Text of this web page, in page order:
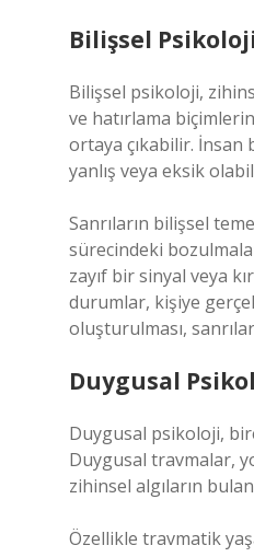
Bilişsel
Bilişsel psikoloji,
ve hatırlama
ortaya çıkabilir. İnsan
yanlış veya eksik
Sanrıların bilişsel
sürecindeki
zayıf bir sinyal veya
durumlar, kişiye
oluşturulması,
Duygusal
Duygusal psikoloji,
Duygusal travmalar,
zihinsel algıların
Özellikle travmatik